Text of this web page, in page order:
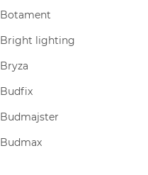
Botament
Bright lighting
Bryza
Budfix
Budmajster
Budmax